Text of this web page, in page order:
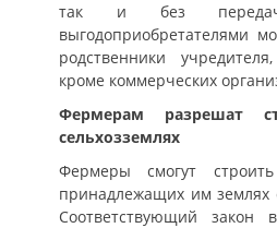
так и без
выгодоприобретателями
родственники
кроме коммерческих
Фермерам разрешат
сельхозземлях
Фермеры смогут
принадлежащих им землях
Соответствующий закон